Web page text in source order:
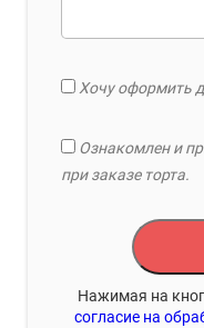
Хочу оформить
Ознакомлен и
при заказе торта.
Нажимая на
согласие на